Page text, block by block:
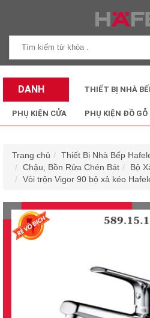
DANH
MỤC SẢN
THIẾT BỊ NHÀ
PHỤ KIỆN CỬA PHỤ KIỆN ĐỒ GỖ
Trang chủ
Thiết Bị Nhà Bếp
Chậu, Bồn Rửa Chén Bát
Bộ
Vòi trộn Vigor 90 bộ xả kéo